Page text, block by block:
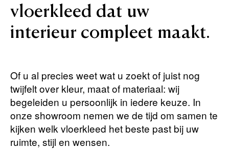
vloerkleed dat uw
interieur compleet maakt.
Of u al precies weet wat u zoekt of juist nog
twijfelt over kleur, maat of materiaal: wij
begeleiden u persoonlijk in iedere keuze. In
onze showroom nemen we de tijd om samen te
kijken welk vloerkleed het beste past bij uw
ruimte, stijl en wensen.